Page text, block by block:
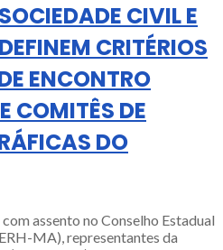
CIVIL E
CRITÉRIOS
ENCONTRO
COMITÊS DE
DO
assento no Conselho Estadual
MA), representantes da